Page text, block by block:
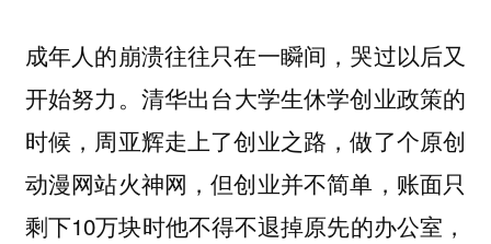
成年人的崩溃往往只在一瞬间，哭过以后又
开始努力。 清华出台大学生休学创业政策的
时候，周亚辉走上了创业之路，做了个原创
动漫网站火神网，但创业并不简单，账面只
剩下10万块时他不得不退掉原先的办公室，